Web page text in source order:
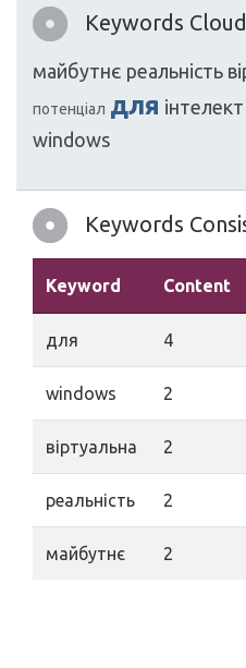
Keywords Cloud
майбутнє реальність
потенціал для інтелект
windows
Keywords
Keyword Content
для 4
windows 2
віртуальна 2
реальність 2
майбутнє 2